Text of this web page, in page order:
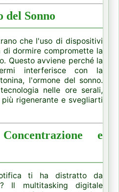
del Sonno
che l'uso di dispositivi
dormire compromette la
Questo avviene perché la
interferisce con la
l'ormone del sonno.
nelle ore serali,
rigenerante e svegliarti
e
ti ha distratto da
Il multitasking digitale